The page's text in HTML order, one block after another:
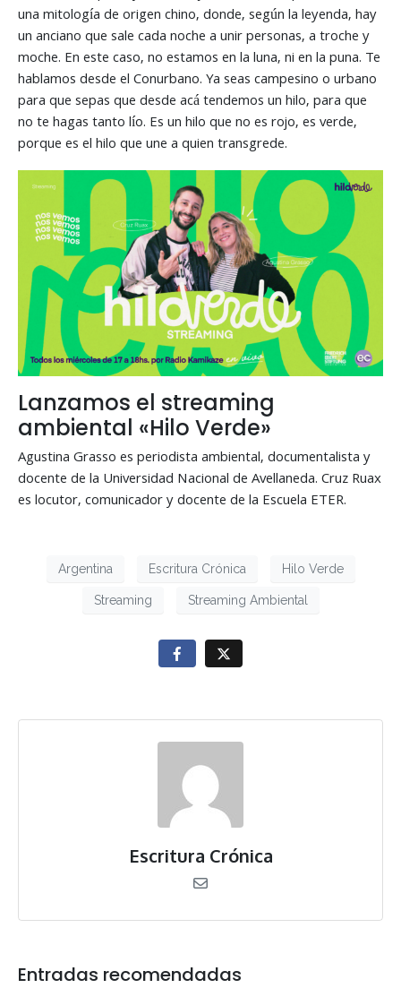
una mitología de origen chino, donde, según la leyenda, hay
un anciano que sale cada noche a unir personas, a troche y
moche. En este caso, no estamos en la luna, ni en la puna. Te
hablamos desde el Conurbano. Ya seas campesino o urbano
para que sepas que desde acá tendemos un hilo, para que
no te hagas tanto lío. Es un hilo que no es rojo, es verde,
porque es el hilo que une a quien transgrede.
Lanzamos el streaming
ambiental «Hilo Verde»
Agustina Grasso es periodista ambiental, documentalista y
docente de la Universidad Nacional de Avellaneda. Cruz Ruax
es locutor, comunicador y docente de la Escuela ETER.
Argentina Escritura Crónica Hilo Verde
Streaming Streaming Ambiental
Escritura Crónica
Entradas recomendadas